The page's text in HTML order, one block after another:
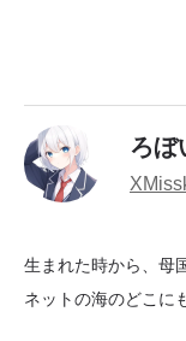
ろぼ
X
生まれた時から、母
ネットの海のどこに